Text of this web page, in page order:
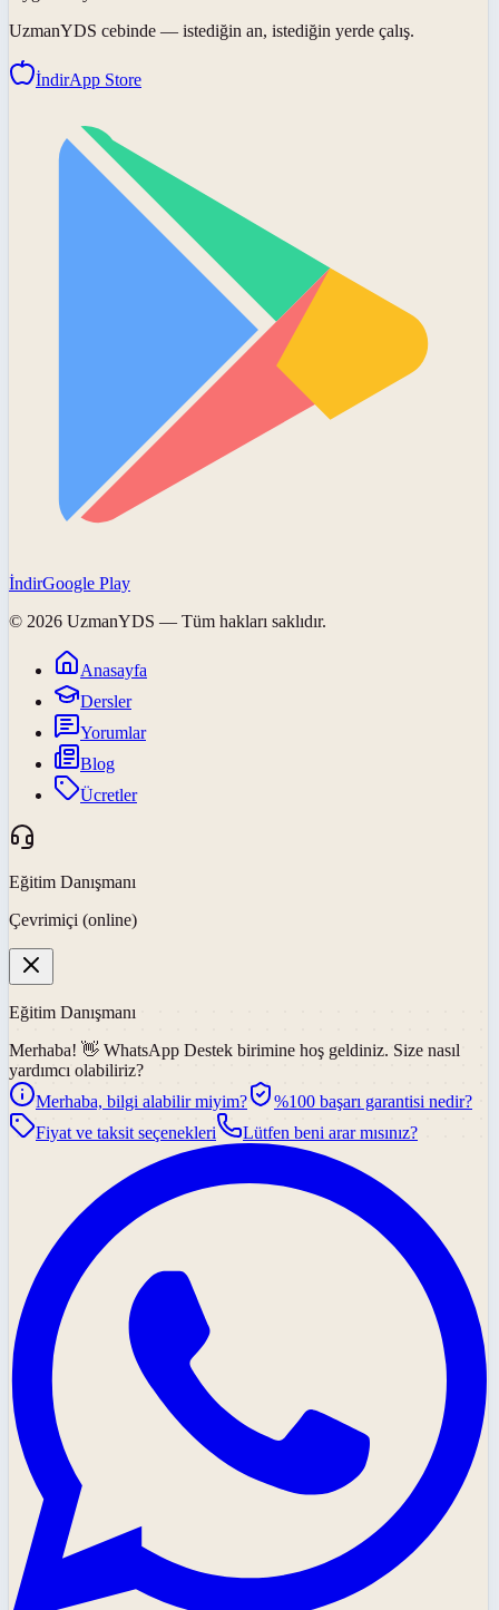
UzmanYDS cebinde — istediğin an, istediğin yerde çalış.
İndirApp Store
İndirGoogle Play
© 2026 UzmanYDS — Tüm hakları saklıdır.
Anasayfa
Dersler
Yorumlar
Blog
Ücretler
Eğitim Danışmanı
Çevrimiçi (online)
Eğitim Danışmanı
Merhaba! 👋 WhatsApp Destek birimine hoş geldiniz. Size nasıl
yardımcı olabiliriz?
Merhaba, bilgi alabilir miyim?
%100 başarı garantisi nedir?
Fiyat ve taksit seçenekleri
Lütfen beni arar mısınız?